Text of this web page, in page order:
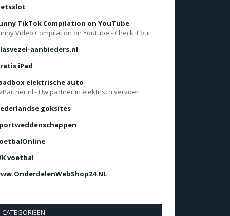
TikTok Compilation on YouTube
Video Compilation on Youtube - Check it out!
aanbieders.nl
iPad
elektrische auto
- Uw partner in elektrisch vervoer
goksites
voetbal
CATEGORIEËN